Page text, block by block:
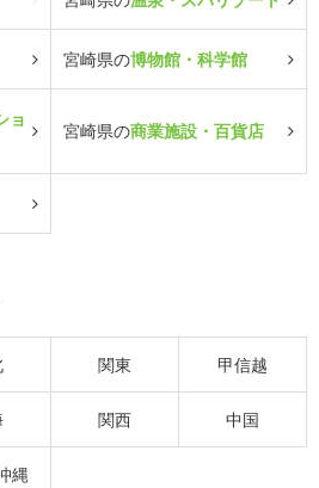
宮崎県の博物館・科学館
ョ
宮崎県の商業施設・百貨店
関東 甲信越
関西 中国
縄